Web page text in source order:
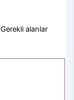
Gerekli alanlar